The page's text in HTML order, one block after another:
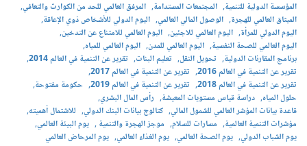
المؤسسة الدولية للتنمية المجتمعات المستدامة المرفق العالمي للحد من الكوارث والتعافي
الميثاق العالمي للهجرة الوصول المالي العالمي اليوم الدولي للأشخاص ذوي الإعاقة
اليوم الدولي للمرأة اليوم العالمي للاجئين اليوم العالمي للامتناع عن التدخين
اليوم العالمي للصحة النفسية اليوم العالمي للمدن اليوم العالمي للمياه
برنامج المقارنات الدولية
تحويل النقل تعليم البنات تقرير عن التنمية في العالم 2014
تقرير عن التنمية في العالم 2016
تقرير عن التنمية في العالم 2017
تقرير عن التنمية في العالم 2018
تقرير عن التنمية في العالم 2019
حكومة مفتوحة
حلول المياه دراسة قياس مستويات المعيشة
رأس المال البشري
قاعدة بيانات المؤشر العالمي للشمول المالي كتالوج بيانات البنك الدولي للاشتمال أهميته
مؤشرات التنمية العالمية
مسارات للسلام موجز الهجرة والتنمية
يوم البيئة العالمي
يوم الشباب الدولي يوم الصحة العالمي يوم الغذاء العالمي يوم المرحاض العالمي